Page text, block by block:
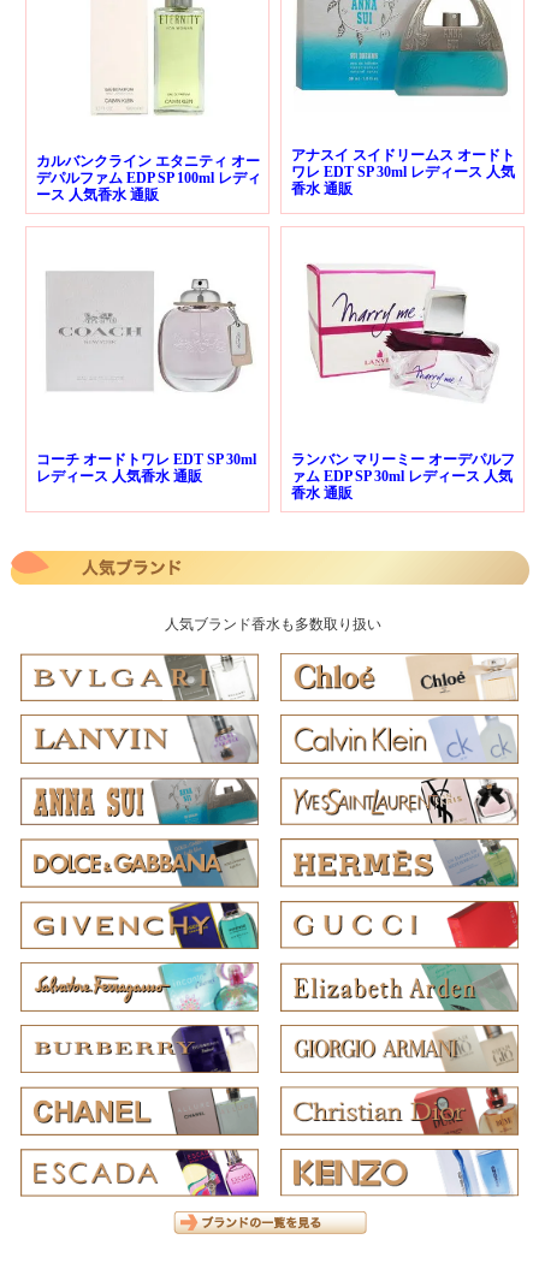
カルバンクライン エタニティ オー
デパルファム EDP SP 100ml レディ
ース 人気香水 通販
アナスイ スイドリームス オードト
ワレ EDT SP 30ml レディース 人気
香水 通販
コーチ オードトワレ EDT SP 30ml
レディース 人気香水 通販
ランバン マリーミー オーデパルフ
ァム EDP SP 30ml レディース 人気
香水 通販
人気ブランド香水も多数取り扱い